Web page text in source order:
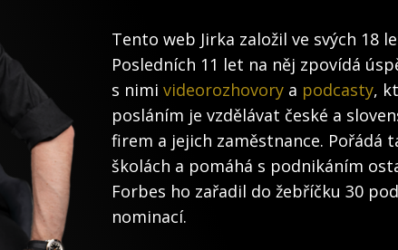
Tento web Jirka založil ve svých 18
Posledních 11 let na něj zpovídá
s nimi videorozhovory a podcasty,
posláním je vzdělávat české a
firem a jejich zaměstnance. Pořádá
školách a pomáhá s podnikáním
Forbes ho zařadil do žebříčku 30
nominací.